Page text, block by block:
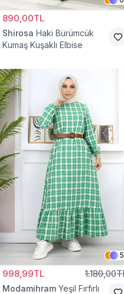
890,00TL
Shirosa Haki Bürümcük
Kumaş Kuşaklı Elbise
5
998,99TL
Modamihram Yeşil Fırfırlı